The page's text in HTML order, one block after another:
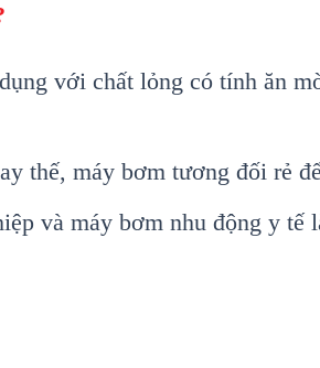
với chất lỏng có tính ăn
thế, máy bơm tương đối rẻ
và máy bơm nhu động y